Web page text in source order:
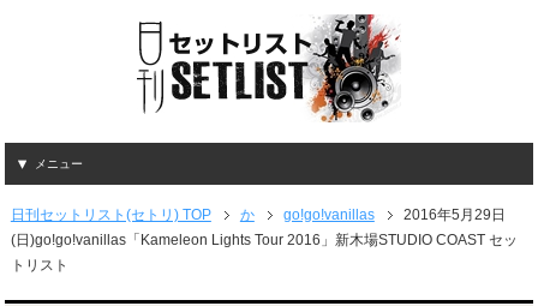
メニュー
日刊セットリスト(セトリ) TOP か go!go!vanillas
2016年5月29日
(日)go!go!vanillas「Kameleon Lights Tour 2016」新木場STUDIO COAST セッ
トリスト